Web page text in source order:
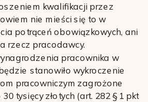
kwalifikacji przez
nie mieści się to w
potrąceń obowiązkowych, ani
rzecz pracodawcy.
pracownika w
stanowiło wykroczenie
pracowniczym zagrożone
tysięcy złotych (art. 282 § 1 pkt